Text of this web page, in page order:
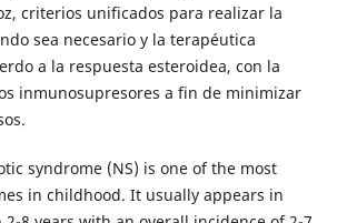
criterios unificados para realizar la
sea necesario y la terapéutica
a la respuesta esteroidea, con la
inmunosupresores a fin de minimizar
syndrome (NS) is one of the most
in childhood. It usually appears in